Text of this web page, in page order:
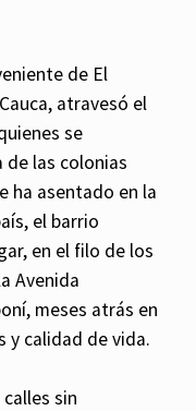
de El
atravesó el
se
de las colonias
ha asentado en la
el barrio
en el filo de los
Avenida
meses atrás en
y calidad de vida.
sin